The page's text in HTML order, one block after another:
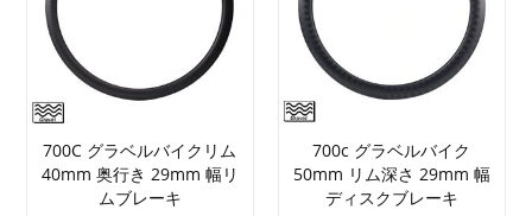
700C グラベルバイクリム
40mm 奥行き 29mm 幅リ
ムブレーキ
700c グラベルバイク
50mm リム深さ 29mm 幅
ディスクブレーキ